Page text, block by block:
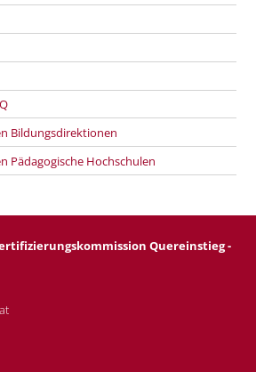
Bildungsdirektionen
Pädagogische Hochschulen
Quereinstieg -